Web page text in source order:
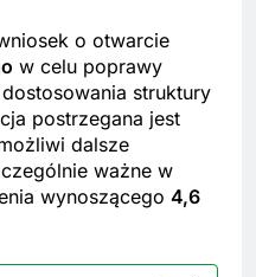
o otwarcie
w celu poprawy
struktury
postrzegana jest
dalsze
ważne w
wynoszącego 4,6